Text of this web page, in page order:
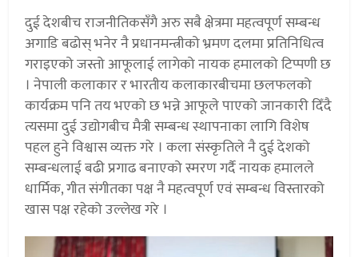
दुई देशबीच राजनीतिकसँगै अरु सबै क्षेत्रमा महत्वपूर्ण सम्बन्ध
अगाडि बढोस् भनेर नै प्रधानमन्त्रीको भ्रमण दलमा प्रतिनिधित्व
गराइएको जस्तो आफूलाई लागेको नायक हमालको टिप्पणी छ
। नेपाली कलाकार र भारतीय कलाकारबीचमा छलफलको
कार्यक्रम पनि तय भएको छ भन्ने आफूले पाएको जानकारी दिँदै
त्यसमा दुई उद्योगबीच मैत्री सम्बन्ध स्थापनाका लागि विशेष
पहल हुने विश्वास व्यक्त गरे । कला संस्कृतिले नै दुई देशको
सम्बन्धलाई बढी प्रगाढ बनाएको स्मरण गर्दै नायक हमालले
धार्मिक, गीत संगीतका पक्ष नै महत्वपूर्ण एवं सम्बन्ध विस्तारको
खास पक्ष रहेको उल्लेख गरे ।